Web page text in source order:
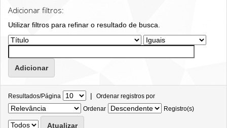
Adicionar filtros:
Utilizar filtros para refinar o resultado de busca.
Resultados/Página | Ordenar registros por
Ordenar
Registro(s)